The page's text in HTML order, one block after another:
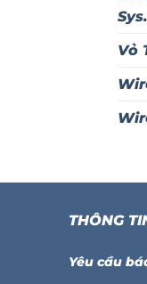
Sys.
Vỏ
THÔNG
Yêu cầu